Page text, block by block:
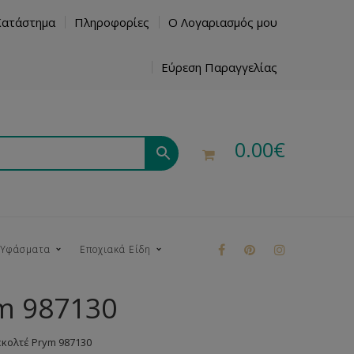
Πληροφορίες Ο Λογαριασμός μου
Εύρεση Παραγγελίας
0.00€
Εποχιακά Είδη
987130
Prym 987130